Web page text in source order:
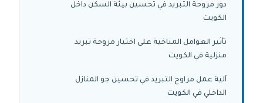
دور مروحة التبريد في تحسين بيئة السكن داخل
الكويت
تأثير العوامل المناخية على اختيار مروحة تبريد
منزلية في الكويت
آلية عمل مراوح التبريد في تحسين جو المنازل
الداخلي في الكويت